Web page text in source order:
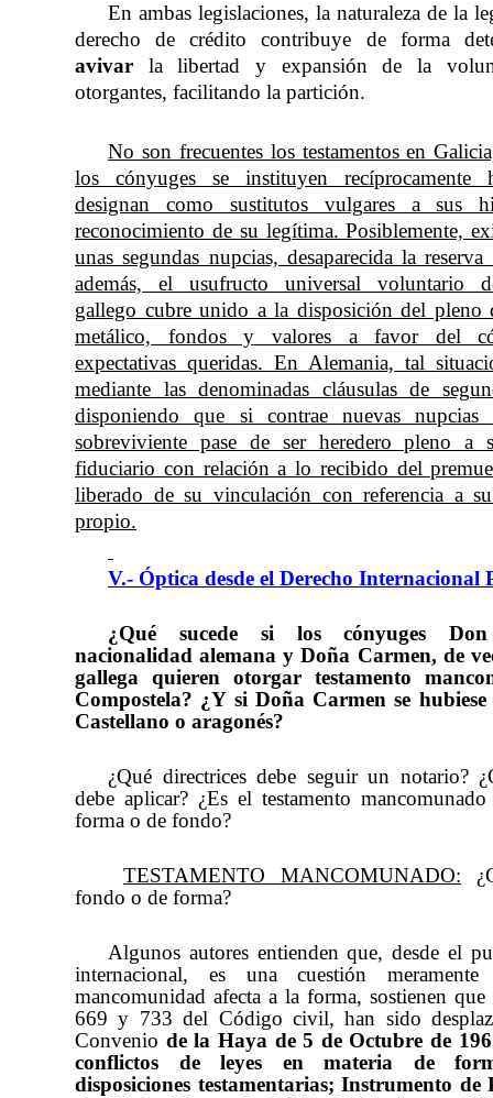
En ambas legislaciones, la naturaleza de la
derecho de crédito contribuye de forma
avivar la libertad y expansión de la
otorgantes, facilitando la partición.
No son frecuentes los testamentos en
los cónyuges se instituyen recíprocamente
designan como sustitutos vulgares a sus
reconocimiento de su legítima. Posiblemente,
unas segundas nupcias, desaparecida la
además, el usufructo universal voluntario
gallego cubre unido a la disposición del pleno
metálico, fondos y valores a favor del
expectativas queridas. En Alemania, tal
mediante las denominadas cláusulas de
disponiendo que si contrae nuevas nupcias
sobreviviente pase de ser heredero pleno a
fiduciario con relación a lo recibido del
liberado de su vinculación con referencia a
propio.
V.- Óptica desde el Derecho Internacional
¿Qué sucede si los cónyuges
nacionalidad alemana y Doña Carmen, de
gallega quieren otorgar testamento
Compostela? ¿Y si Doña Carmen se hubiese
Castellano o aragonés?
¿Qué directrices debe seguir un notario?
debe aplicar? ¿Es el testamento
forma o de fondo?
TESTAMENTO MANCOMUNADO:
fondo o de forma?
Algunos autores entienden que, desde el
internacional, es una cuestión
mancomunidad afecta a la forma, sostienen
669 y 733 del Código civil, han sido
Convenio de la Haya de 5 de Octubre de
conflictos de leyes en materia de
disposiciones testamentarias; Instrumento de